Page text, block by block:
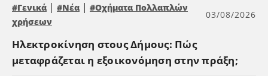
#Γενικά | #Νέα | #Οχήματα Πολλαπλών
χρήσεων
03/08/2026
Ηλεκτροκίνηση στους Δήμους: Πώς
μεταφράζεται η εξοικονόμηση στην πράξη;